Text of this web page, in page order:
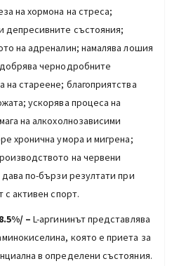
на хормона на стреса;
депресивните състояния;
на адреналин; намалява лошия
чернодробните
стареене; благоприятства
ускорява процеса на
на алкохолнозависими
хронична умора и мигрена;
на червени
по-бързи резултати при
с активен спорт.
–L-аргининът представлява
която е приета за
в определени състояния.